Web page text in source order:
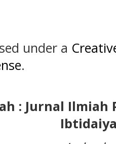
under a
.
: Jurnal Ilmiah